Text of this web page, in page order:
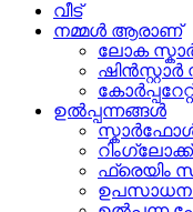
വീട്
നമ്മൾ ആരാണ്
ലോക
ഷിൻസ്റ്റാർ
ഉൽപ്പന്നങ്ങൾ
റിംഗ്ലോക്ക്
ഫ്രെയിം